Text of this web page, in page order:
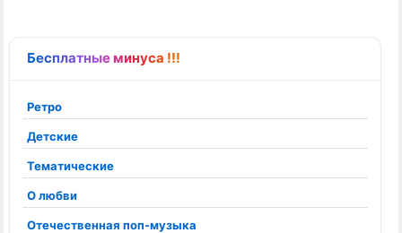
Бесплатные минуса !!!
Ретро
Детские
Тематические
О любви
Отечественная поп-музыка